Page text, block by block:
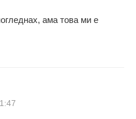
ама това ми е